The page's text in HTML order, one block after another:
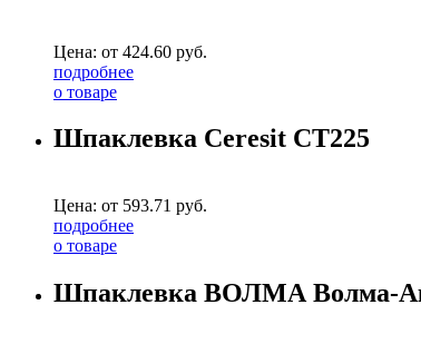
Цена: от 424.60 руб.
подробнее
о товаре
Шпаклевка Ceresit СТ225
Цена: от 593.71 руб.
подробнее
о товаре
Шпаклевка ВОЛМА Волма-